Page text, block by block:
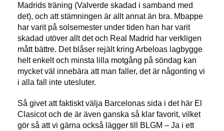
Madrids träning (Valverde skadad i samband med
det), och att stämningen är allt annat än bra. Mbappe
har varit på solsemester under tiden han har varit
skadad utöver allt det och Real Madrid har verkligen
mått bättre. Det blåser rejält kring Arbeloas lagbygge
helt enkelt och minsta lilla motgång på söndag kan
mycket väl innebära att man faller, det är någonting vi
i alla fall inte utesluter.
Så givet att faktiskt välja Barcelonas sida i det här El
Clasicot och de är även ganska så klar favorit, vilket
gör så att vi gärna också lägger till BLGM – Ja i ett